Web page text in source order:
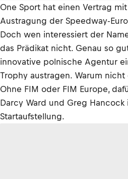
One Sport hat einen Vertrag
Austragung der Speedway-
Doch wen interessiert der
das Prädikat nicht. Genau so
innovative polnische Agentur
Trophy austragen. Warum nicht
Ohne FIM oder FIM Europe,
Darcy Ward und Greg Hancock
Startaufstellung.